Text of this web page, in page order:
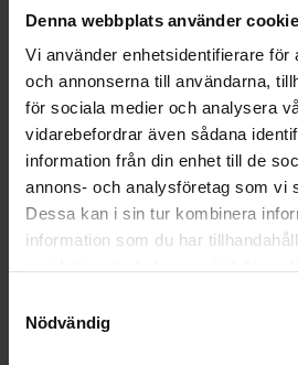
Denna webbplats använder
Vi använder enhetsidentifierare för
och annonserna till användarna,
för sociala medier och analysera
vidarebefordrar även sådana
information från din enhet till de
annons- och analysföretag som vi
Dessa kan i sin tur kombinera
information som du har
Nödvändig
Kuvat: Teppo Johansson, Ateljee
Kuvat: 3
Her­baa­rio­ku­va var­hais­